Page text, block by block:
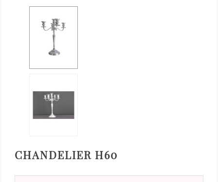
CHANDELIER H60